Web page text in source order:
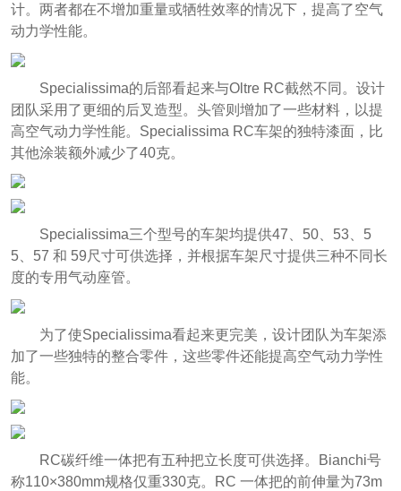
计。两者都在不增加重量或牺牲效率的情况下，提高了空气
动力学性能。
Specialissima的后部看起来与Oltre RC截然不同。设计
团队采用了更细的后叉造型。头管则增加了一些材料，以提
高空气动力学性能。Specialissima RC车架的独特漆面，比
其他涂装额外减少了40克。
Specialissima三个型号的车架均提供47、50、53、5
5、57 和 59尺寸可供选择，并根据车架尺寸提供三种不同长
度的专用气动座管。
为了使Specialissima看起来更完美，设计团队为车架添
加了一些独特的整合零件，这些零件还能提高空气动力学性
能。
RC碳纤维一体把有五种把立长度可供选择。Bianchi号
称110×380mm规格仅重330克。RC 一体把的前伸量为73m